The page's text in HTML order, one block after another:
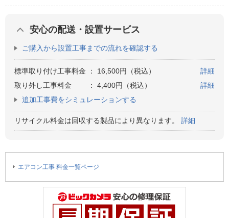
安心の配送・設置サービス
ご購入から設置工事までの流れを確認する
標準取り付け工事料金 ： 16,500円（税込）
詳細
取り外し工事料金
： 4,400円（税込）
詳細
追加工事費をシミュレーションする
リサイクル料金は回収する製品により異なります。 詳細
エアコン工事 料金一覧ページ